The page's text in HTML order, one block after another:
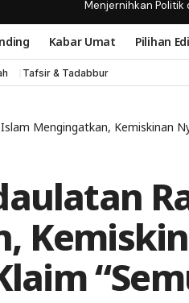
Menjernihkan Politik
Kabar Umat Pilihan
Tafsir & Tadabbur
Mengingatkan, Kemiskinan